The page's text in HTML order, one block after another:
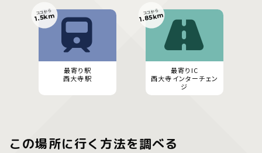
最寄り駅
西大寺駅
ココから
1.5km
最寄りIC
西大寺インターチェン
ジ
ココから
1.85km
この場所に行く方法を調べる